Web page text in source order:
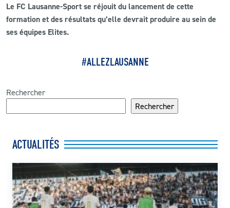
Le FC Lausanne-Sport se réjouit du lancement de cette
formation et des résultats qu’elle devrait produire au sein de
ses équipes Elites.
#ALLEZLAUSANNE
Rechercher
Rechercher
ACTUALITÉS